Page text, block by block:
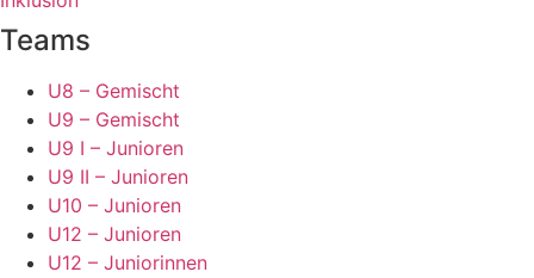
Teams
U8 – Gemischt
U9 – Gemischt
U9 I – Junioren
U9 II – Junioren
U10 – Junioren
U12 – Junioren
U12 – Juniorinnen